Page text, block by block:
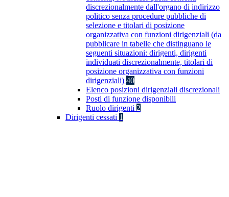
discrezionalmente dall'organo di indirizzo
politico senza procedure pubbliche di
selezione e titolari di posizione
organizzativa con funzioni dirigenziali (da
pubblicare in tabelle che distinguano le
seguenti situazioni: dirigenti, dirigenti
individuati discrezionalmente, titolari di
posizione organizzativa con funzioni
dirigenziali) 40
Elenco posizioni dirigenziali discrezionali
Posti di funzione disponibili
Ruolo dirigenti 2
Dirigenti cessati 1